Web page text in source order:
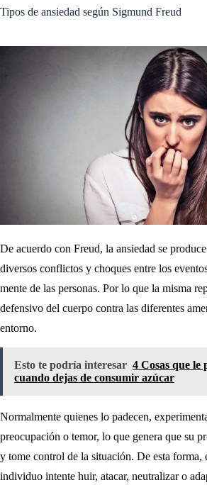
Tipos de ansiedad según Sigmund Freud
De acuerdo con Freud, la ansiedad se
diversos conflictos y choques entre los
mente de las personas. Por lo que la misma
defensivo del cuerpo contra las diferentes
entorno.
Esto te podría interesar 4 Cosas que le
cuando dejas de consumir azúcar
Normalmente quienes lo padecen,
preocupación o temor, lo que genera que su
y tome control de la situación. De esta forma,
individuo intente huir, atacar, neutralizar o